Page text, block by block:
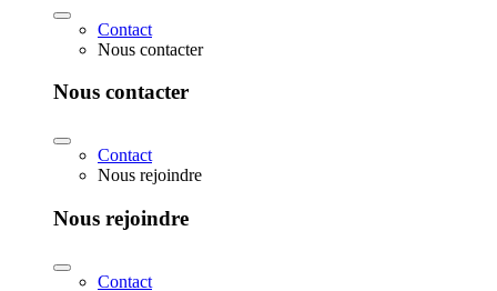
Contact
Nous contacter
Nous contacter
Contact
Nous rejoindre
Nous rejoindre
Contact